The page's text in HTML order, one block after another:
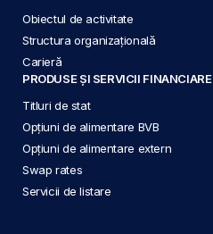
Obiectul de activitate
Structura organizațională
Carieră
PRODUSE ȘI SERVICII FINANCIARE
Titluri de stat
Opțiuni de alimentare BVB
Opțiuni de alimentare extern
Swap rates
Servicii de listare